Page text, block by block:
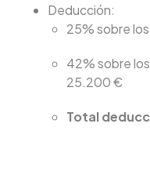
Deducción:
25% sobre
42% sobre
25.200 €
Total